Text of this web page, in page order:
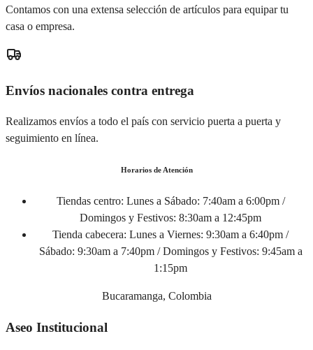
Contamos con una extensa selección de artículos para equipar tu
casa o empresa.
Envíos nacionales contra entrega
Realizamos envíos a todo el país con servicio puerta a puerta y
seguimiento en línea.
Horarios de Atención
Tiendas centro: Lunes a Sábado: 7:40am a 6:00pm /
Domingos y Festivos: 8:30am a 12:45pm
Tienda cabecera: Lunes a Viernes: 9:30am a 6:40pm /
Sábado: 9:30am a 7:40pm / Domingos y Festivos: 9:45am a
1:15pm
Bucaramanga, Colombia
Aseo Institucional